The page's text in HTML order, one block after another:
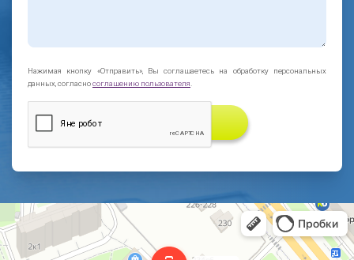
Нажимая кнопку «Отправить», Вы соглашаетесь на обработку персональных
данных, согласносоглашению пользователя